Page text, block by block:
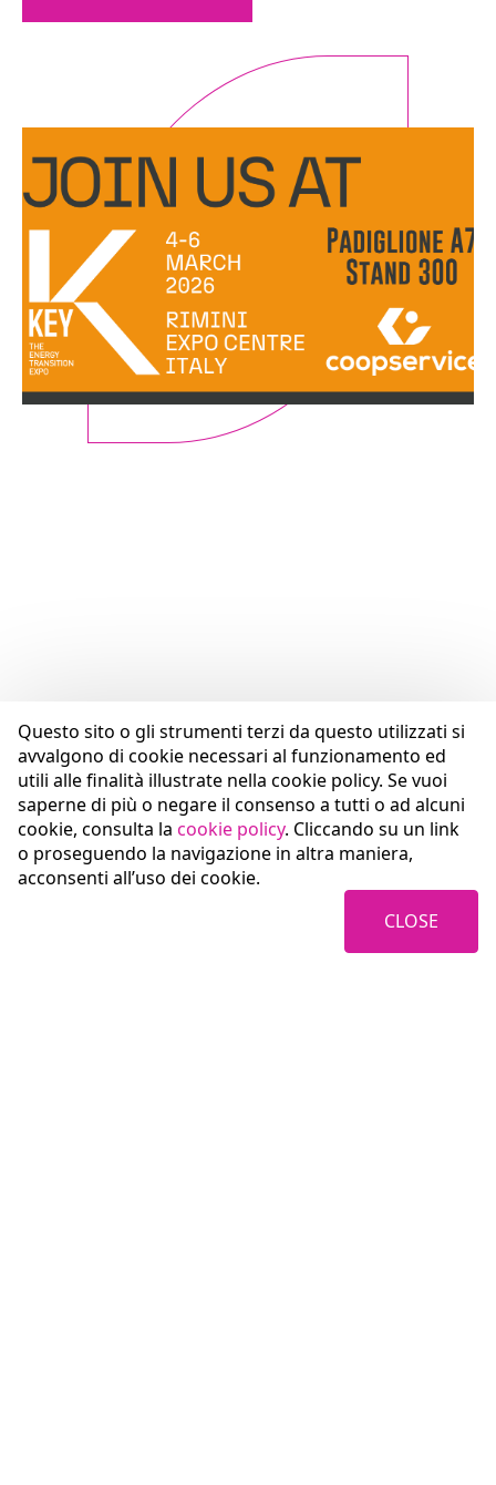
Questo sito o gli strumenti terzi da questo utilizzati si
avvalgono di cookie necessari al funzionamento ed
utili alle finalità illustrate nella cookie policy. Se vuoi
saperne di più o negare il consenso a tutti o ad alcuni
cookie, consulta la cookie policy. Cliccando su un link
o proseguendo la navigazione in altra maniera,
acconsenti all’uso dei cookie.
CLOSE